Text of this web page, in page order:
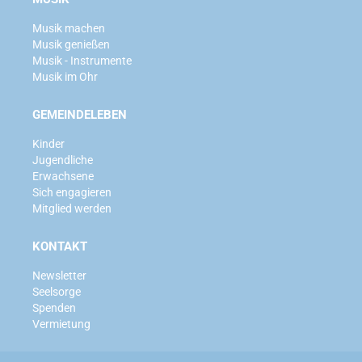
Musik machen
Musik genießen
Musik - Instrumente
Musik im Ohr
GEMEINDELEBEN
Kinder
Jugendliche
Erwachsene
Sich engagieren
Mitglied werden
KONTAKT
Newsletter
Seelsorge
Spenden
Vermietung